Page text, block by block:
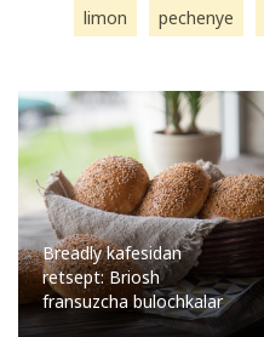
limon pechenye
Breadly kafesidan
retsept: Briosh
fransuzcha bulochkalar